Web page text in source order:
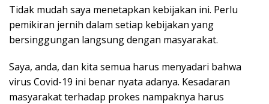
Tidak mudah saya menetapkan kebijakan ini. Perlu
pemikiran jernih dalam setiap kebijakan yang
bersinggungan langsung dengan masyarakat.
Saya, anda, dan kita semua harus menyadari bahwa
virus Covid-19 ini benar nyata adanya. Kesadaran
masyarakat terhadap prokes nampaknya harus